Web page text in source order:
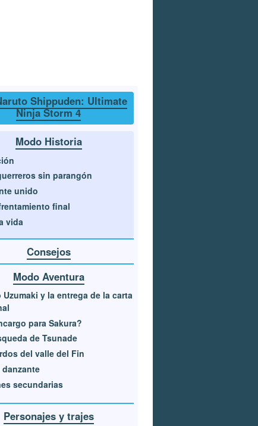
Shippuden: Ultimate
Ninja Storm 4
Modo Historia
sin parangón
unido
final
vida
Consejos
Modo Aventura
Uzumaki y la entrega de la carta
para Sakura?
de Tsunade
del valle del Fin
secundarias
Personajes y trajes